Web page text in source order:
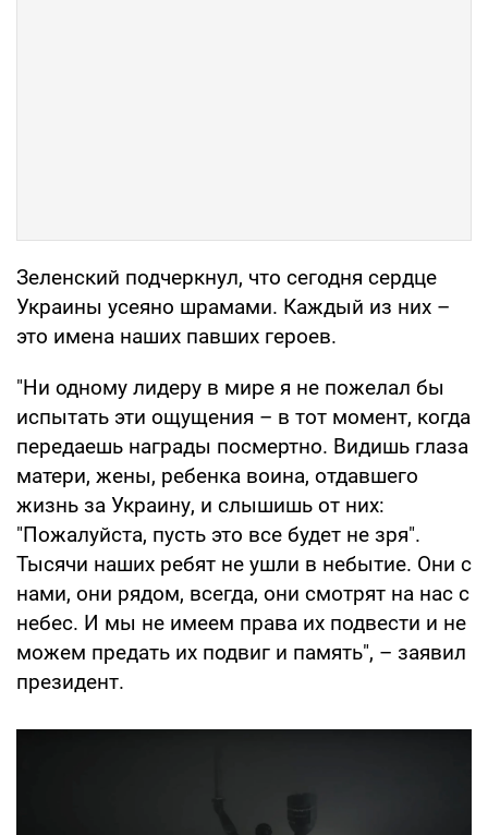
Зеленский подчеркнул, что сегодня сердце
Украины усеяно шрамами. Каждый из них –
это имена наших павших героев.
"Ни одному лидеру в мире я не пожелал бы
испытать эти ощущения – в тот момент, когда
передаешь награды посмертно. Видишь глаза
матери, жены, ребенка воина, отдавшего
жизнь за Украину, и слышишь от них:
"Пожалуйста, пусть это все будет не зря".
Тысячи наших ребят не ушли в небытие. Они с
нами, они рядом, всегда, они смотрят на нас с
небес. И мы не имеем права их подвести и не
можем предать их подвиг и память", – заявил
президент.